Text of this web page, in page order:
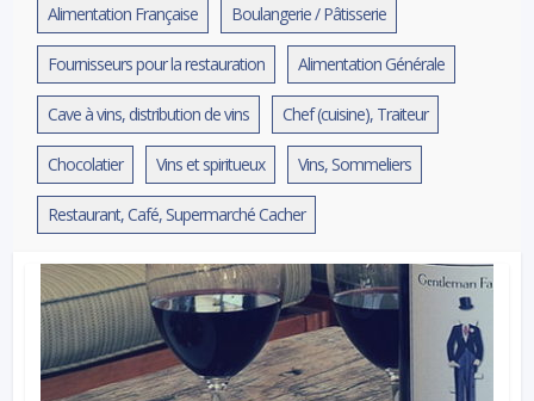
Alimentation Française Boulangerie / Pâtisserie
Fournisseurs pour la restauration Alimentation Générale
Cave à vins, distribution de vins Chef (cuisine), Traiteur
Chocolatier Vins et spiritueux Vins, Sommeliers
Restaurant, Café, Supermarché Cacher